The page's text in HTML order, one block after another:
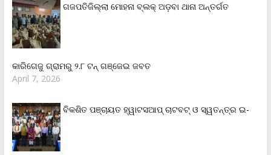
ଗଜପତିଜିଲ୍ଲା ମୋହନା ବ୍ଲକ୍‌ ଅଡ଼ବା ଥାନା ଅନ୍ତର୍ଗତ
କାରିଗେଜୁ ଗ୍ରାମରୁ ୨.୮ ଟନ୍ ଗଞ୍ଜେଇ ଜବତ
April 7, 2026
ବିକଶିତ ପଞ୍ଚାୟତ ହ୍ୱାଟସଆପ୍ ଚାଟବଟ୍ ଓ ସ୍ୱତନ୍ତ୍ର ଇ-